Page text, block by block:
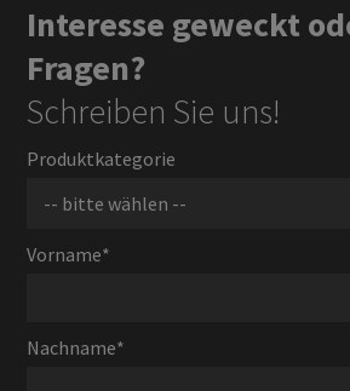
Interesse geweckt
Fragen?
Schreiben Sie uns!
Produktkategorie
Vorname*
Nachname*